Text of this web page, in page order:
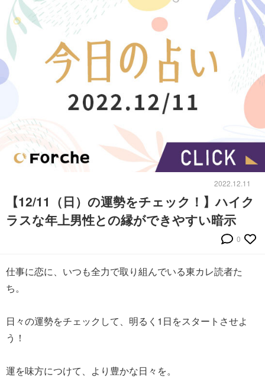
2022.12.11
【12/11（日）の運勢をチェック！】ハイク
ラスな年上男性との縁ができやすい暗示
0
仕事に恋に、いつも全力で取り組んでいる東カレ読者た
ち。
日々の運勢をチェックして、明るく1日をスタートさせよ
う！
運を味方につけて、より豊かな日々を。